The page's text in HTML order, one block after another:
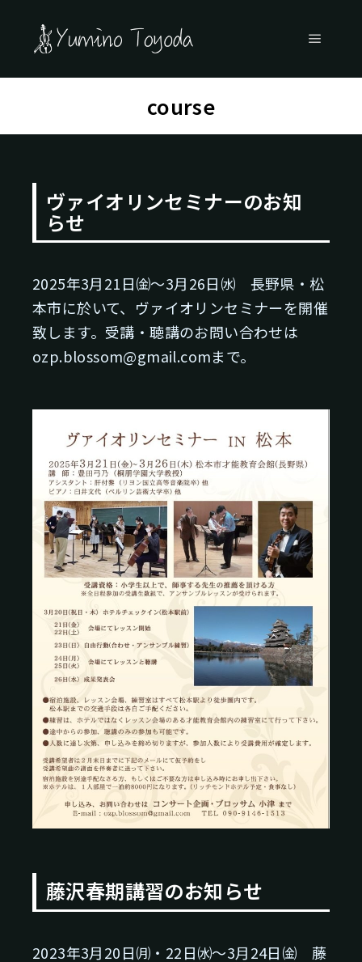
course
ヴァイオリンセミナーのお知
らせ
2025年3月21日㈮～3月26日㈬ 長野県・松
本市に於いて、ヴァイオリンセミナーを開催
致します。受講・聴講のお問い合わせは
ozp.blossom@gmail.comまで。
藤沢春期講習のお知らせ
2023年3月20日㈪・22日㈬～3月24日㈮ 藤